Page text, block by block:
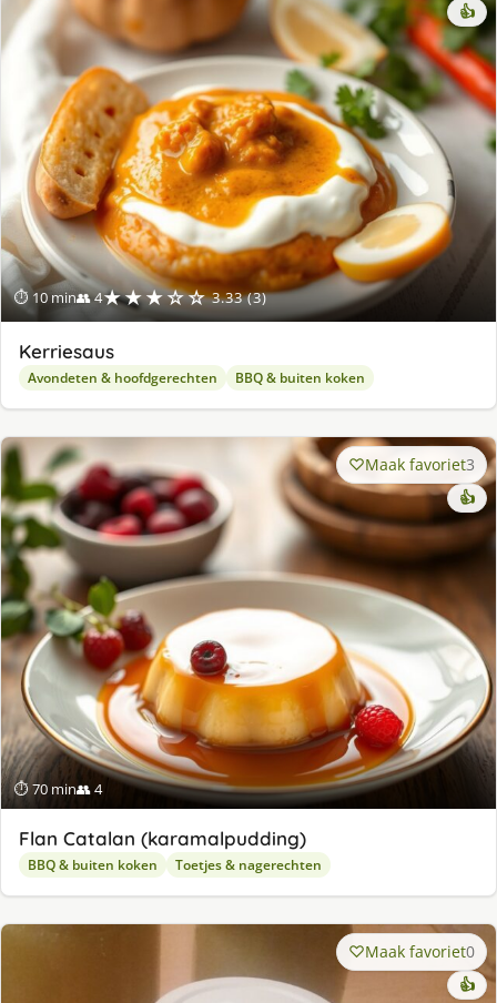
⏱ 10 min👥 4★★★☆☆ 3.33 (3)
👍
Kerriesaus
Avondeten & hoofdgerechten BBQ & buiten koken
⏱ 70 min👥 4
Maak favoriet3
👍
Flan Catalan (karamalpudding)
BBQ & buiten koken Toetjes & nagerechten
Maak favoriet0
👍